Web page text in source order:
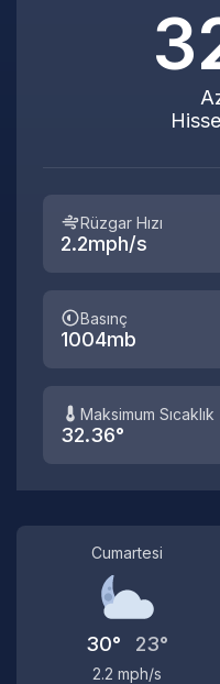
Rüzgar Hızı
2.2mph/s
Basınç
1004mb
Maksimum Sıcaklık
32.36°
Cumartesi
30° 23°
2.2 mph/s